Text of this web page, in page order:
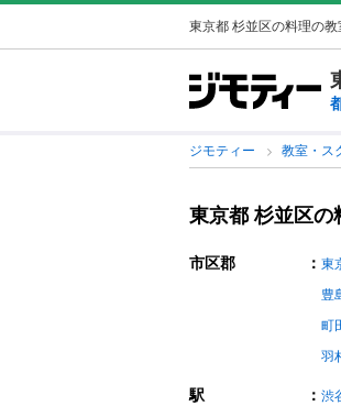
東京都 杉並区の料理の
ジモティー 教室・ス
東京都 杉並区の
市区郡 ： 東
豊
町
羽
駅 ： 渋